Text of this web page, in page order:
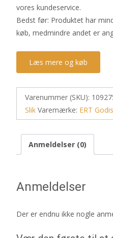
vores kundeservice.
Bedst før: Produktet har
køb, medmindre andet er
Læs mere og køb
Varenummer (SKU):
Slik Varemærke: ERT
Anmeldelser (0)
Anmeldelser
Der er endnu ikke nogle